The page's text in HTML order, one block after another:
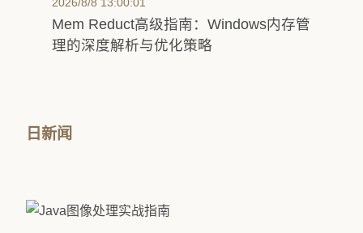
2026/8/8 13:00:01
Mem Reduct高级指南：Windows内存管
理的深度解析与优化策略
日新闻